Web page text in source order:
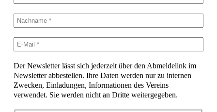
Der Newsletter lässt sich jederzeit über den Abmeldelink im
Newsletter abbestellen. Ihre Daten werden nur zu internen
Zwecken, Einladungen, Informationen des Vereins
verwendet. Sie werden nicht an Dritte weitergegeben.